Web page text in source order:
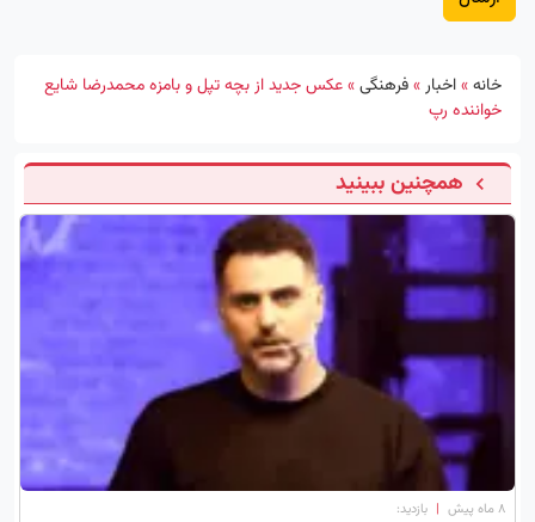
خانه»اخبار»فرهنگی»عکس جدید از بچه تپل و بامزه محمدرضا شایع
خواننده رپ
همچنین ببینید
۸ ماه پیش | بازدید: